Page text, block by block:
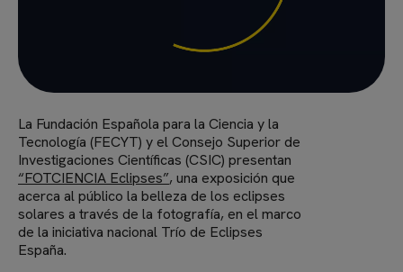
La Fundación Española para la Ciencia y la
Tecnología (FECYT) y el Consejo Superior de
Investigaciones Científicas (CSIC) presentan
“FOTCIENCIA Eclipses”, una exposición que
acerca al público la belleza de los eclipses
solares a través de la fotografía, en el marco
de la iniciativa nacional Trío de Eclipses
España.